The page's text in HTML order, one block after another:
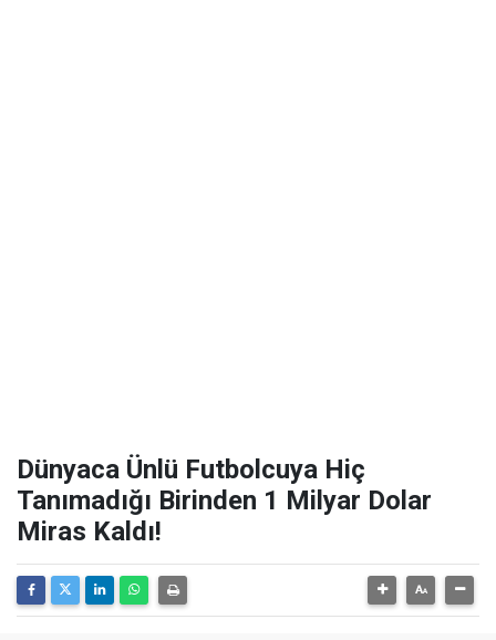
Dünyaca Ünlü Futbolcuya Hiç
Tanımadığı Birinden 1 Milyar Dolar
Miras Kaldı!